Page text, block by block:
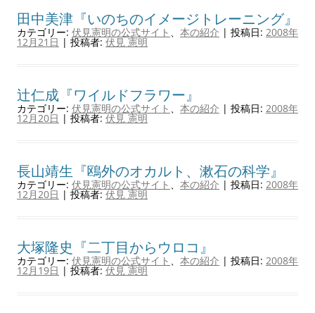
田中美津『いのちのイメージトレーニング』
カテゴリー: 伏見憲明の公式サイト 、 本の紹介 | 投稿日: 2008年
12月21日 | 投稿者:伏見 憲明
辻仁成『ワイルドフラワー』
カテゴリー: 伏見憲明の公式サイト 、 本の紹介 | 投稿日: 2008年
12月20日 | 投稿者:伏見 憲明
長山靖生『鴎外のオカルト、漱石の科学』
カテゴリー: 伏見憲明の公式サイト 、 本の紹介 | 投稿日: 2008年
12月20日 | 投稿者:伏見 憲明
大塚隆史『二丁目からウロコ』
カテゴリー: 伏見憲明の公式サイト 、 本の紹介 | 投稿日: 2008年
12月19日 | 投稿者:伏見 憲明